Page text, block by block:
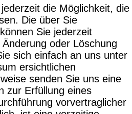
die Möglichkeit, die
Die über Sie
Sie jederzeit
oder Löschung
sich einfach an uns unter
ersichtlichen
senden Sie uns eine
zur Erfüllung eines
vorvertraglicher